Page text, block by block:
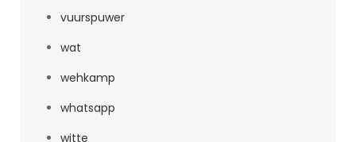
vuurspuwer
wat
wehkamp
whatsapp
witte